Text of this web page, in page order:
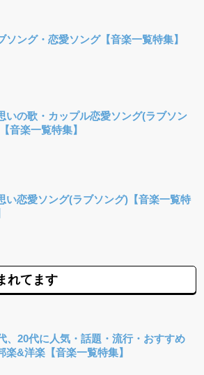
ソング・恋愛ソング【音楽一覧特集】
いの歌・カップル恋愛ソング(ラブソン
音楽一覧特集】
い恋愛ソング(ラブソング)【音楽一覧特
れてます
、20代に人気・話題・流行・おすすめ
楽&洋楽【音楽一覧特集】